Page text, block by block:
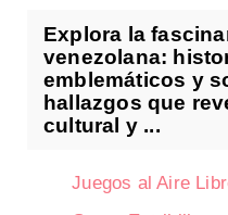
Explora la
venezolana:
emblemáticos y
hallazgos que
cultural y ...
Juegos al Aire